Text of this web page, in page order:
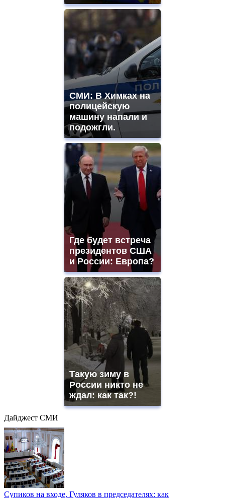
СМИ: В Химках на
полицейскую
машину напали и
подожгли.
Где будет встреча
президентов США
и России: Европа?
Такую зиму в
России никто не
ждал: как так?!
Дайджест СМИ
Супиков на входе, Гуляков в председателях: как